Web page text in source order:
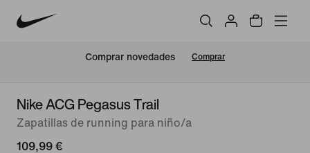
Comprar novedades Comprar
Nike ACG Pegasus Trail
Zapatillas de running para niño/a
109,99 €